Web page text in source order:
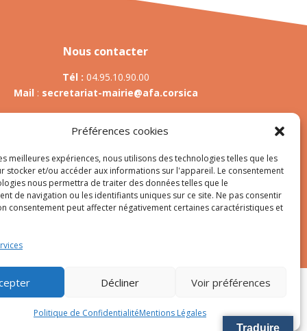
Préférences cookies
meilleures expériences, nous utilisons des technologies telles que les
stocker et/ou accéder aux informations sur l'appareil. Le consentement
nous permettra de traiter des données telles que le
de navigation ou les identifiants uniques sur ce site. Ne pas consentir
consentement peut affecter négativement certaines caractéristiques et
Décliner Voir préférences
Politique de ConfidentialitéMentions Légales
Nous contacter
Tél : 04.95.10.90.00
Mail : secretariat-mairie@afa.corsica
785 Strada d’Afà – Merria 20167 Afa
Traduire